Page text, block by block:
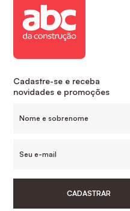
Cadastre-se e receba
novidades e promoções
CADASTRAR